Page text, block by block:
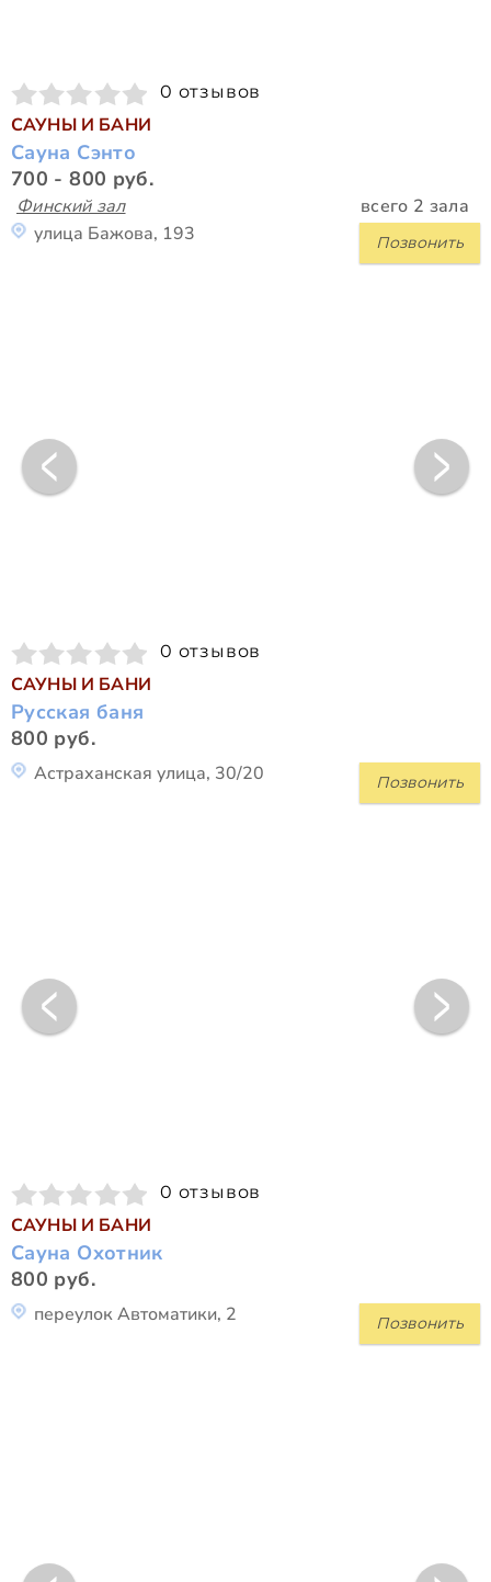
0 отзывов
САУНЫ И БАНИ
Сауна Сэнто
700 - 800 руб.
Финский зал всего 2 зала
Позвонить
улица Бажова, 193
0 отзывов
САУНЫ И БАНИ
Русская баня
800 руб.
Позвонить
Астраханская улица, 30/20
0 отзывов
САУНЫ И БАНИ
Сауна Охотник
800 руб.
Позвонить
переулок Автоматики, 2